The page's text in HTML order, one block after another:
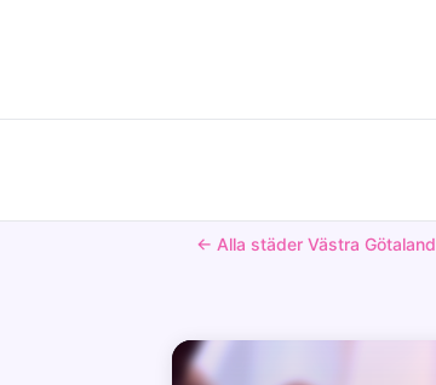
← Alla städer Västra Götaland